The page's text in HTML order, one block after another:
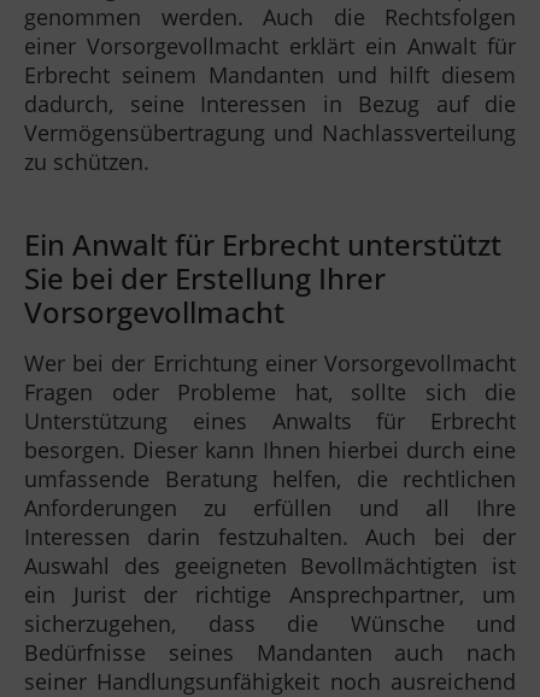
genommen werden. Auch die Rechtsfolgen
einer Vorsorgevollmacht erklärt ein Anwalt für
Erbrecht seinem Mandanten und hilft diesem
dadurch, seine Interessen in Bezug auf die
Vermögensübertragung und Nachlassverteilung
zu schützen.
Ein Anwalt für Erbrecht unterstützt
Sie bei der Erstellung Ihrer
Vorsorgevollmacht
Wer bei der Errichtung einer Vorsorgevollmacht
Fragen oder Probleme hat, sollte sich die
Unterstützung eines Anwalts für Erbrecht
besorgen. Dieser kann Ihnen hierbei durch eine
umfassende Beratung helfen, die rechtlichen
Anforderungen zu erfüllen und all Ihre
Interessen darin festzuhalten. Auch bei der
Auswahl des geeigneten Bevollmächtigten ist
ein Jurist der richtige Ansprechpartner, um
sicherzugehen, dass die Wünsche und
Bedürfnisse seines Mandanten auch nach
seiner Handlungsunfähigkeit noch ausreichend